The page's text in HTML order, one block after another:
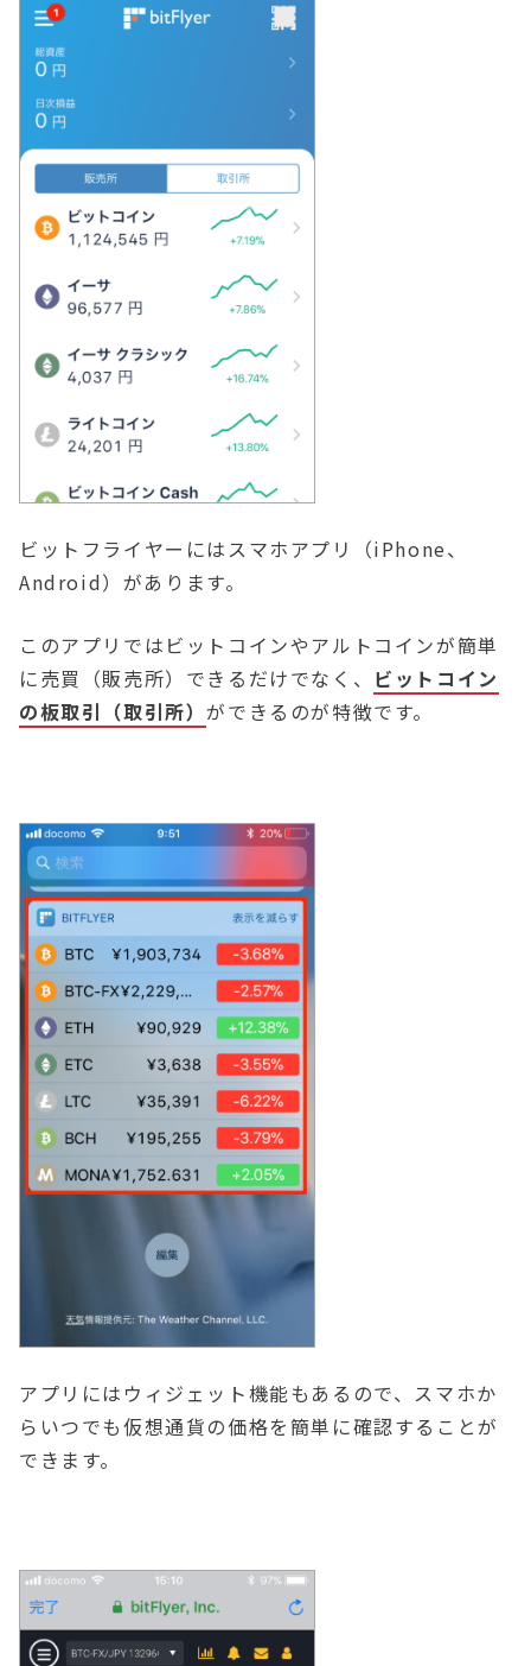
ビットフライヤーにはスマホアプリ（iPhone、
Android）があります。
このアプリではビットコインやアルトコインが簡単
に売買（販売所）できるだけでなく、 ビットコイン
の板取引（取引所）ができるのが特徴です。
アプリにはウィジェット機能もあるので、スマホか
らいつでも仮想通貨の価格を簡単に確認することが
できます。